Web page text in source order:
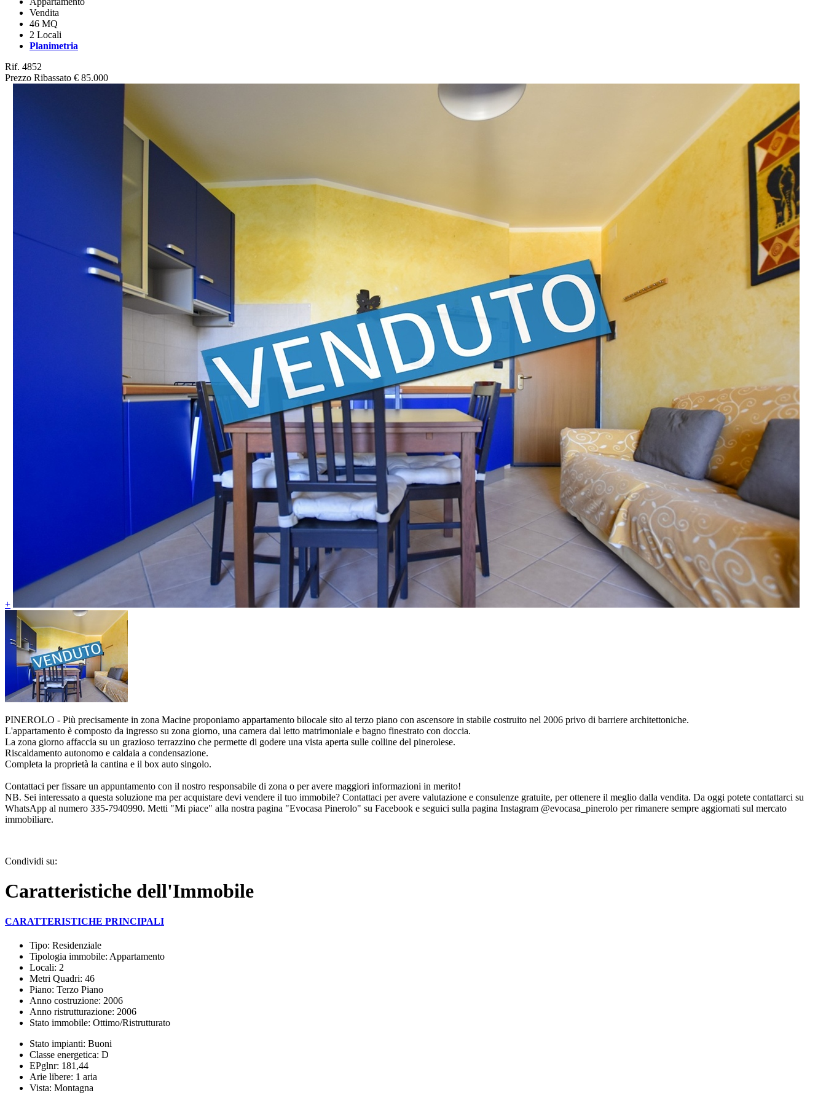
Vendita
46 MQ
2 Locali
Planimetria
Rif. 4852
Prezzo Ribassato € 85.000
+
PINEROLO - Più precisamente in zona Macine proponiamo appartamento bilocale sito al terzo piano con ascensore in stabile costruito nel 2006 privo di barriere architettoniche.
L'appartamento è composto da ingresso su zona giorno, una camera dal letto matrimoniale e bagno finestrato con doccia.
La zona giorno affaccia su un grazioso terrazzino che permette di godere una vista aperta sulle colline del pinerolese.
Riscaldamento autonomo e caldaia a condensazione.
Completa la proprietà la cantina e il box auto singolo.
Contattaci per fissare un appuntamento con il nostro responsabile di zona o per avere maggiori informazioni in merito!
NB. Sei interessato a questa soluzione ma per acquistare devi vendere il tuo immobile? Contattaci per avere valutazione e consulenze gratuite, per ottenere il meglio dalla vendita. Da oggi potete contattarci su
WhatsApp al numero 335-7940990. Metti "Mi piace" alla nostra pagina "Evocasa Pinerolo" su Facebook e seguici sulla pagina Instagram @evocasa_pinerolo per rimanere sempre aggiornati sul mercato
immobiliare.
Condividi su:
Caratteristiche dell'Immobile
CARATTERISTICHE PRINCIPALI
Tipo: Residenziale
Tipologia immobile: Appartamento
Locali: 2
Metri Quadri: 46
Piano: Terzo Piano
Anno costruzione: 2006
Anno ristrutturazione: 2006
Stato immobile: Ottimo/Ristrutturato
Stato impianti: Buoni
Classe energetica: D
EPglnr: 181,44
Arie libere: 1 aria
Vista: Montagna